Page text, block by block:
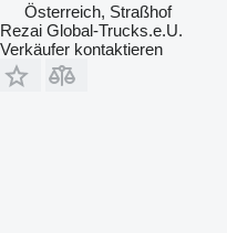
Österreich, Straßhof
Rezai Global-Trucks.e.U.
Verkäufer kontaktieren